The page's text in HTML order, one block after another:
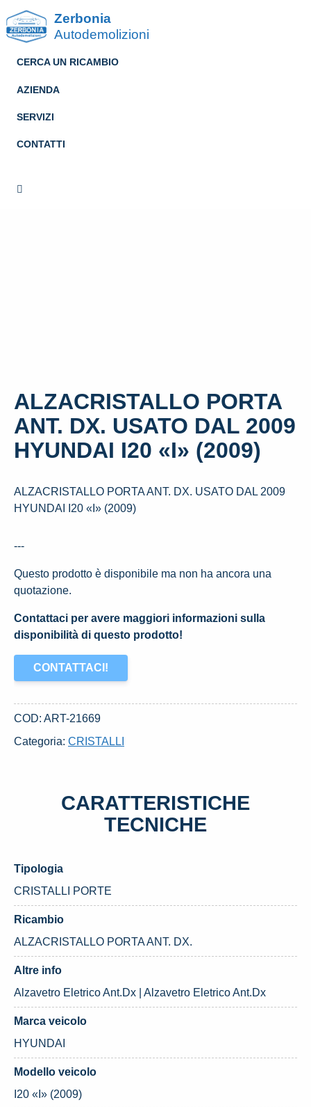
Zerbonia
Autodemolizioni
CERCA UN RICAMBIO
AZIENDA
SERVIZI
CONTATTI
ALZACRISTALLO PORTA
ANT. DX. USATO DAL 2009
HYUNDAI I20 «I» (2009)
ALZACRISTALLO PORTA ANT. DX. USATO DAL 2009
HYUNDAI I20 «I» (2009)
---
Questo prodotto è disponibile ma non ha ancora una
quotazione.
Contattaci per avere maggiori informazioni sulla
disponibilità di questo prodotto!
CONTATTACI!
COD: ART-21669
Categoria: CRISTALLI
CARATTERISTICHE
TECNICHE
Tipologia
CRISTALLI PORTE
Ricambio
ALZACRISTALLO PORTA ANT. DX.
Altre info
Alzavetro Eletrico Ant.Dx | Alzavetro Eletrico Ant.Dx
Marca veicolo
HYUNDAI
Modello veicolo
I20 «I» (2009)